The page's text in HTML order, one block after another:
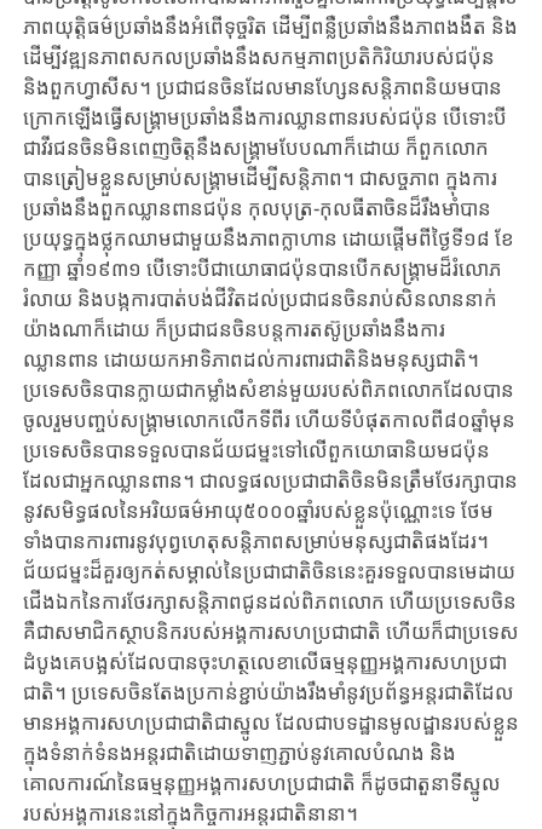
ភាពយុត្តិធម៌ប្រឆាំងនឹងអំពើទុច្ចរិត ដើម្បីពន្លឺប្រឆាំងនឹងភាពងងឹត និង
ដើម្បីវឌ្ឍនភាពសកលប្រឆាំងនឹងសកម្មភាពប្រតិកិរិយារបស់ជប៉ុន
និងពួកហ្វាសីស។ ប្រជាជនចិនដែលមានហ្សែនសន្តិភាពនិយមបាន
ក្រោកឡើងធ្វើសង្គ្រាមប្រឆាំងនឹងការឈ្លានពានរបស់ជប៉ុន បើទោះបី
ជាវីរជនចិនមិនពេញចិត្តនឹងសង្គ្រាមបែបណាក៏ដោយ ក៏ពួកលោក
បានត្រៀមខ្លួនសម្រាប់សង្គ្រាមដើម្បីសន្តិភាព។ ជាសច្ចភាព ក្នុងការ
ប្រឆាំងនឹងពួកឈ្លានពានជប៉ុន កុលបុត្រ-កុលធីតាចិនដ៏រឹងមាំបាន
ប្រយុទ្ធក្នុងថ្លុកឈាមជាមួយនឹងភាពក្លាហាន ដោយផ្តើមពីថ្ងៃទី១៨ ខែ
កញ្ញា ឆ្នាំ១៩៣១ បើទោះបីជាយោធាជប៉ុនបានបើកសង្គ្រាមដ៏រំលោភ
រំលាយ និងបង្កការបាត់បង់ជីវិតដល់ប្រជាជនចិនរាប់សិនលាននាក់
យ៉ាងណាក៏ដោយ ក៏ប្រជាជនចិនបន្តការតស៊ូប្រឆាំងនឹងការ
ឈ្លានពាន ដោយយកអាទិភាពដល់ការពារជាតិនិងមនុស្សជាតិ។
ប្រទេសចិនបានក្លាយជាកម្លាំងសំខាន់មួយរបស់ពិភពលោកដែលបាន
ចូលរួមបញ្ចប់សង្គ្រាមលោកលើកទីពីរ ហើយទីបំផុតកាលពី៨០ឆ្នាំមុន
ប្រទេសចិនបានទទួលបានជ័យជម្នះទៅលើពួកយោធានិយមជប៉ុន
ដែលជាអ្នកឈ្លានពាន។ ជាលទ្ធផលប្រជាជាតិចិនមិនត្រឹមថែរក្សាបាន
នូវសមិទ្ធផលនៃអរិយធម៌អាយុ៥០០០ឆ្នាំរបស់ខ្លួនប៉ុណ្ណោះទេ ថែម
ទាំងបានការពារនូវបុព្វហេតុសន្តិភាពសម្រាប់មនុស្សជាតិផងដែរ។
ជ័យជម្នះដ៏គួរឲ្យកត់សម្គាល់នៃប្រជាជាតិចិននេះគួរទទួលបានមេដាយ
ជើងឯកនៃការថែរក្សាសន្តិភាពជូនដល់ពិភពលោក ហើយប្រទេសចិន
គឺជាសមាជិកស្ថាបនិករបស់អង្គការសហប្រជាជាតិ ហើយក៏ជាប្រទេស
ដំបូងគេបង្អស់ដែលបានចុះហត្ថលេខាលើធម្មនុញ្ញអង្គការសហប្រជា
ជាតិ។ ប្រទេសចិនតែងប្រកាន់ខ្ជាប់យ៉ាងរឹងមាំនូវប្រព័ន្ធអន្ដរជាតិដែល
មានអង្គការសហប្រជាជាតិជាស្នូល ដែលជាបទដ្ឋានមូលដ្ឋានរបស់ខ្លួន
ក្នុងទំនាក់ទំនងអន្តរជាតិដោយទាញភ្ជាប់នូវគោលបំណង និង
គោលការណ៍នៃធម្មនុញ្ញអង្គការសហប្រជាជាតិ ក៏ដូចជាតួនាទីស្នូល
របស់អង្គការនេះនៅក្នុងកិច្ចការអន្តរជាតិនានា។